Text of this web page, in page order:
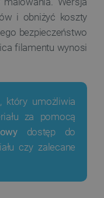
i obniżyć koszty
bezpieczeństwo
filamentu wynosi
, który umożliwia
za pomocą
dostęp do
czy zalecane